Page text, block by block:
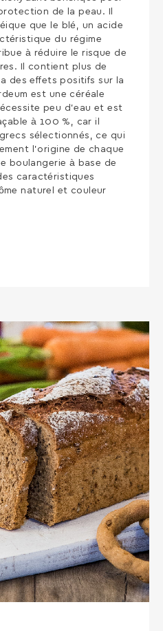
de la peau. Il
que le blé, un acide
du régime
à réduire le risque de
Il contient plus de
des effets positifs sur la
est une céréale
peu d’eau et est
à 100 %, car il
sélectionnés, ce qui
l’origine de chaque
boulangerie à base de
caractéristiques
naturel et couleur